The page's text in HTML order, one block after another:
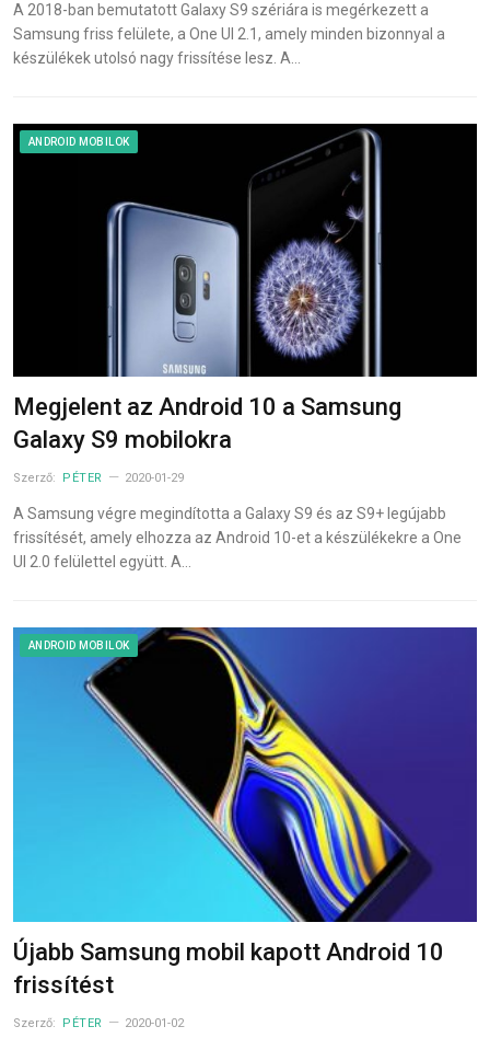
A 2018-ban bemutatott Galaxy S9 szériára is megérkezett a
Samsung friss felülete, a One UI 2.1, amely minden bizonnyal a
készülékek utolsó nagy frissítése lesz. A…
ANDROID MOBILOK
Megjelent az Android 10 a Samsung
Galaxy S9 mobilokra
Szerző: PÉTER 2020-01-29
A Samsung végre megindította a Galaxy S9 és az S9+ legújabb
frissítését, amely elhozza az Android 10-et a készülékekre a One
UI 2.0 felülettel együtt. A…
ANDROID MOBILOK
Újabb Samsung mobil kapott Android 10
frissítést
Szerző: PÉTER 2020-01-02